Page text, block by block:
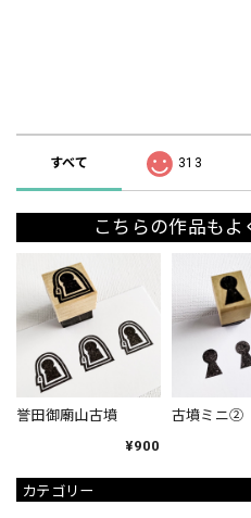
カテゴリー
すべて 313
こちらの作品も
誉田御廟山古墳
¥900
古墳ミニ②